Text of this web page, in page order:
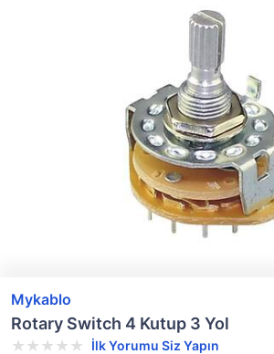
Mykablo
Rotary Switch 4 Kutup 3 Yol
İlk Yorumu Siz Yapın